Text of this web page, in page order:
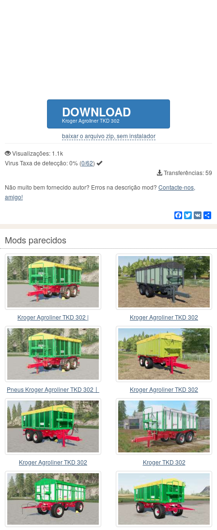
DOWNLOAD
Kroger Agroliner TKD 302
baixar o arquivo zip, sem instalador
Visualizações: 1.1k
Virus Taxa de detecção:0% (0/62)
Transferências: 59
Não muito bem fornecido autor? Erros na descrição mod? Contacte-nos,
amigo!
Facebook
Twitter
VK
Mods parecidos
Kroger Agroliner TKD 302 | Kroger Agroliner TKD 302
Pneus Kroger Agroliner TKD 302〡
configuráveis
Kroger Agroliner TKD 302
Kroger Agroliner TKD 302 Kroger TKD 302